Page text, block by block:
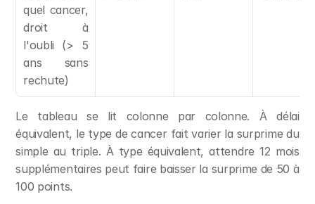
quel cancer,
droit à
l'oubli (> 5
ans sans
rechute)
Le tableau se lit colonne par colonne. À délai
équivalent, le type de cancer fait varier la surprime du
simple au triple. À type équivalent, attendre 12 mois
supplémentaires peut faire baisser la surprime de 50 à
100 points.